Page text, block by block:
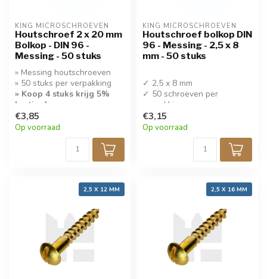
KING MICROSCHROEVEN
Houtschroef 2 x 20 mm
Bolkop - DIN 96 -
Messing - 50 stuks
» Messing houtschroeven
» 50 stuks per verpakking
» Koop 4 stuks krijg 5%
korting!
» Bolkop met sleuf
€3,85
Op voorraad
KING MICROSCHROEVEN
Houtschroef bolkop DIN
96 - Messing - 2,5 x 8
mm - 50 stuks
✓ 2,5 x 8 mm
✓ 50 schroeven per
verpakking
✓ Koop 4 stuks krijg 5%
korting!
✓ Houtschroef messing
€3,15
Op voorraad
2,5 X 12 MM 2,5 X 16 MM